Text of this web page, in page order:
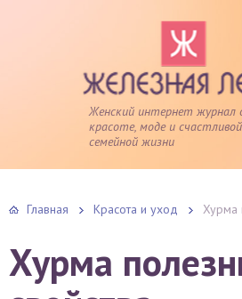
Женский интернет журнал
красоте, моде и счастливой
семейной жизни
Главная Красота и уход Хурма
Хурма